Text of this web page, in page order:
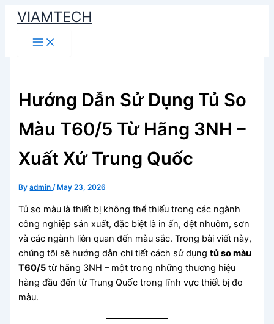
Skip
content
VIAMTECH
Main
Menu
Hướng Dẫn Sử Dụng Tủ So
Màu T60/5 Từ Hãng 3NH –
Xuất Xứ Trung Quốc
Byadmin/ May 23, 2026
Tủ so màu là thiết bị không thể thiếu trong các ngành
công nghiệp sản xuất, đặc biệt là in ấn, dệt nhuộm, sơn
và các ngành liên quan đến màu sắc. Trong bài viết này,
chúng tôi sẽ hướng dẫn chi tiết cách sử dụngtủ so màu
T60/5 từ hãng 3NH – một trong những thương hiệu
hàng đầu đến từ Trung Quốc trong lĩnh vực thiết bị đo
màu.